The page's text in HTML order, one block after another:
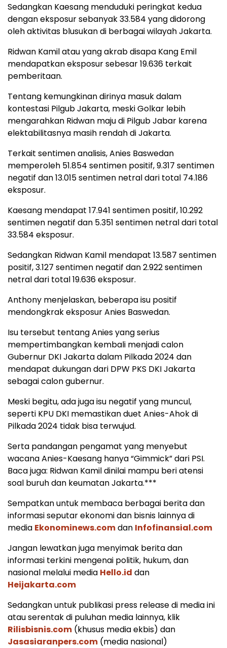
Sedangkan Kaesang menduduki peringkat kedua
dengan eksposur sebanyak 33.584 yang didorong
oleh aktivitas blusukan di berbagai wilayah Jakarta.
Ridwan Kamil atau yang akrab disapa Kang Emil
mendapatkan eksposur sebesar 19.636 terkait
pemberitaan.
Tentang kemungkinan dirinya masuk dalam
kontestasi Pilgub Jakarta, meski Golkar lebih
mengarahkan Ridwan maju di Pilgub Jabar karena
elektabilitasnya masih rendah di Jakarta.
Terkait sentimen analisis, Anies Baswedan
memperoleh 51.854 sentimen positif, 9.317 sentimen
negatif dan 13.015 sentimen netral dari total 74.186
eksposur.
Kaesang mendapat 17.941 sentimen positif, 10.292
sentimen negatif dan 5.351 sentimen netral dari total
33.584 eksposur.
Sedangkan Ridwan Kamil mendapat 13.587 sentimen
positif, 3.127 sentimen negatif dan 2.922 sentimen
netral dari total 19.636 eksposur.
Anthony menjelaskan, beberapa isu positif
mendongkrak eksposur Anies Baswedan.
Isu tersebut tentang Anies yang serius
mempertimbangkan kembali menjadi calon
Gubernur DKI Jakarta dalam Pilkada 2024 dan
mendapat dukungan dari DPW PKS DKI Jakarta
sebagai calon gubernur.
Meski begitu, ada juga isu negatif yang muncul,
seperti KPU DKI memastikan duet Anies-Ahok di
Pilkada 2024 tidak bisa terwujud.
Serta pandangan pengamat yang menyebut
wacana Anies-Kaesang hanya “Gimmick” dari PSI.
Baca juga: Ridwan Kamil dinilai mampu beri atensi
soal buruh dan keumatan Jakarta.***
Sempatkan untuk membaca berbagai berita dan
informasi seputar ekonomi dan bisnis lainnya di
media Ekonominews.comdan Infofinansial.com
Jangan lewatkan juga menyimak berita dan
informasi terkini mengenai politik, hukum, dan
nasional melalui media Hello.id dan
Heijakarta.com
Sedangkan untuk publikasi press release di media ini
atau serentak di puluhan media lainnya, klik
Rilisbisnis.com (khusus media ekbis) dan
Jasasiaranpers.com (media nasional)